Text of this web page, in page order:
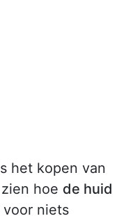
het kopen van
hoe de huid
voor niets